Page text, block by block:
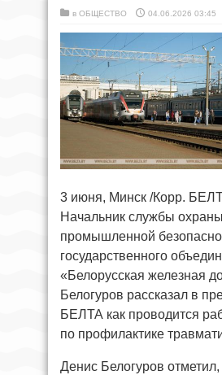
в ОБЩЕСТВО 04.06.2026 03:45
3 июня, Минск /Корр.
Начальник службы
промышленной
государственного
«Белорусская железная
Белогуров рассказал в
БЕЛТА как проводится
по профилактике
Денис Белогуров отметил,